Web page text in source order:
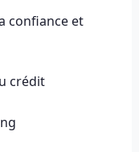
confiance et
crédit